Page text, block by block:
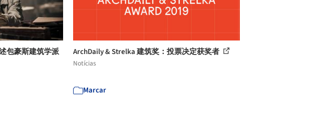
包豪斯建筑学派
ArchDaily & Strelka 建筑奖：投票决定获奖者
Notícias
Marcar